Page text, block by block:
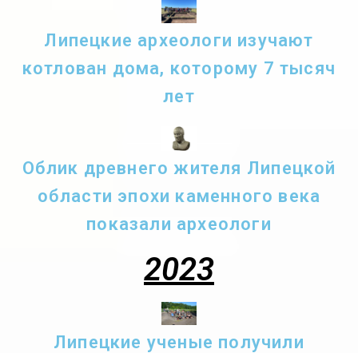
Липецкие археологи изучают
котлован дома, которому 7 тысяч
лет
Облик древнего жителя Липецкой
области эпохи каменного века
показали археологи
2023
Липецкие ученые получили